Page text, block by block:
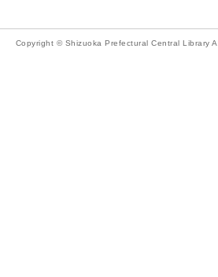
Copyright © Shizuoka Prefectural Central Library